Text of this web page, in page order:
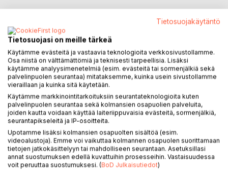
KUVAUS
The Dew Drops, published by the Nordic artist Maria
Lehtman, is a poetic and photographic journey to the
nature and the beauty of four seasons. Someone once said
that each picture has a 1000 stories to tell. In her work
Lehtman wanted to share some of the stories inspired by
the scenes of nature. The book covers over 60 original
poems written by Lehtman during her photography
Tietosuojakäytäntö
Tietosuojasi on meille tärkeä
Käytämme evästeitä ja vastaavia teknologioita verkkosivustollamme.
Osa niistä on välttämättömiä ja teknisesti tarpeellisia. Lisäksi
käytämme analyysimenetelmiä (esim. evästeitä tai sormenjälkiä sekä
palvelinpuolen seurantaa) mitataksemme, kuinka usein sivustollamme
vieraillaan ja kuinka sitä käytetään.
Käytämme markkinointitarkoituksiin seurantateknologioita kuten
palvelinpuolen seurantaa sekä kolmansien osapuolien palveluita,
joiden kautta voidaan käyttää laiteriippuvaisia evästeitä, sormenjälkiä,
seurantapikseleitä ja IP-osoitteita.
Upotamme lisäksi kolmansien osapuolten sisältöä (esim.
videoalustoja). Emme voi vaikuttaa kolmannen osapuolen suorittamaan
tietojen jatkokäsittelyyn tai mahdolliseen seurantaan. Asetuksillasi
annat suostumuksen edellä kuvattuihin prosesseihin. Vastaisuudessa
voit peruuttaa suostumuksesi. (BoD Julkaisutiedot)